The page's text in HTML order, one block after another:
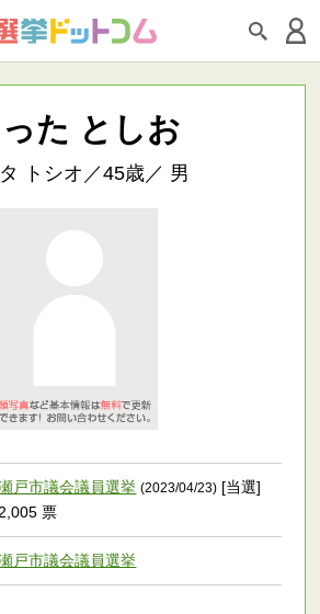
た としお
トシオ／45歳／ 男
戸市議会議員選挙 (2023/04/23) [当選]
2,005 票
戸市議会議員選挙